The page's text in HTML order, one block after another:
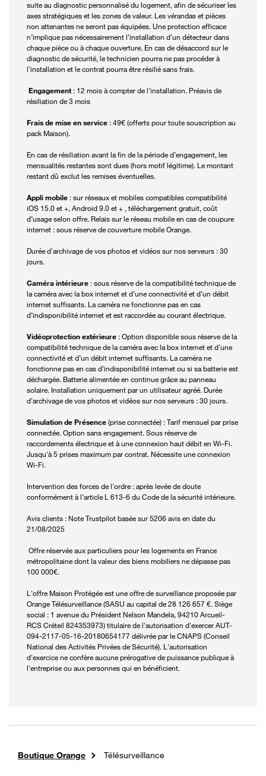
suite au diagnostic personnalisé du logement, afin de sécuriser les
axes stratégiques et les zones de valeur. Les vérandas et pièces
non attenantes ne seront pas équipées. Une protection efficace
n’implique pas nécessairement l’installation d’un détecteur dans
chaque pièce ou à chaque ouverture. En cas de désaccord sur le
diagnostic de sécurité, le technicien pourra ne pas procéder à
l’installation et le contrat pourra être résilié sans frais.
Engagement : 12 mois à compter de l'installation. Préavis de
résiliation de 3 mois
Frais de mise en service : 49€ (offerts pour toute souscription au
pack Maison).
En cas de résiliation avant la fin de la période d’engagement, les
mensualités restantes sont dues (hors motif légitime). Le montant
restant dû exclut les remises éventuelles.
Appli mobile : sur réseaux et mobiles compatibles compatibilité
iOS 15.0 et +, Android 9.0 et + , téléchargement gratuit, coût
d’usage selon offre. Relais sur le réseau mobile en cas de coupure
internet : sous réserve de couverture mobile Orange.
Durée d'archivage de vos photos et vidéos sur nos serveurs : 30
jours.
Caméra intérieure : sous réserve de la compatibilité technique de
la caméra avec la box internet et d’une connectivité et d’un débit
internet suffisants. La caméra ne fonctionne pas en cas
d’indisponibilité internet et est raccordée au courant électrique.
Vidéoprotection extérieure : Option disponible sous réserve de la
compatibilité technique de la caméra avec la box internet et d’une
connectivité et d’un débit internet suffisants. La caméra ne
fonctionne pas en cas d’indisponibilité internet ou si sa batterie est
déchargée. Batterie alimentée en continue grâce au panneau
solaire. Installation uniquement par un utilisateur agréé. Durée
d'archivage de vos photos et vidéos sur nos serveurs : 30 jours.
Simulation de Présence (prise connectée) : Tarif mensuel par prise
connectée. Option sans engagement. Sous réserve de
raccordements électrique et à une connexion haut débit en Wi-Fi.
Jusqu'à 5 prises maximum par contrat. Nécessite une connexion
Wi-Fi.
Intervention des forces de l'ordre : après levée de doute
conformément à l’article L 613-6 du Code de la sécurité intérieure.
Avis clients : Note Trustpilot basée sur 5206 avis en date du
21/08/2025
Offre réservée aux particuliers pour les logements en France
métropolitaine dont la valeur des biens mobiliers ne dépasse pas
100 000€.
L'offre Maison Protégée est une offre de surveillance proposée par
Orange Télésurveillance (SASU au capital de 28 126 657 €. Siège
social : 1 avenue du Président Nelson Mandela, 94210 Arcueil-
RCS Créteil 824353973) titulaire de l'autorisation d'exercer AUT-
094-2117-05-16-20180654177 délivrée par le CNAPS (Conseil
National des Activités Privées de Sécurité). L'autorisation
d'exercice ne confère aucune prérogative de puissance publique à
l'entreprise ou aux personnes qui en bénéficient.
Boutique Orange Télésurveillance